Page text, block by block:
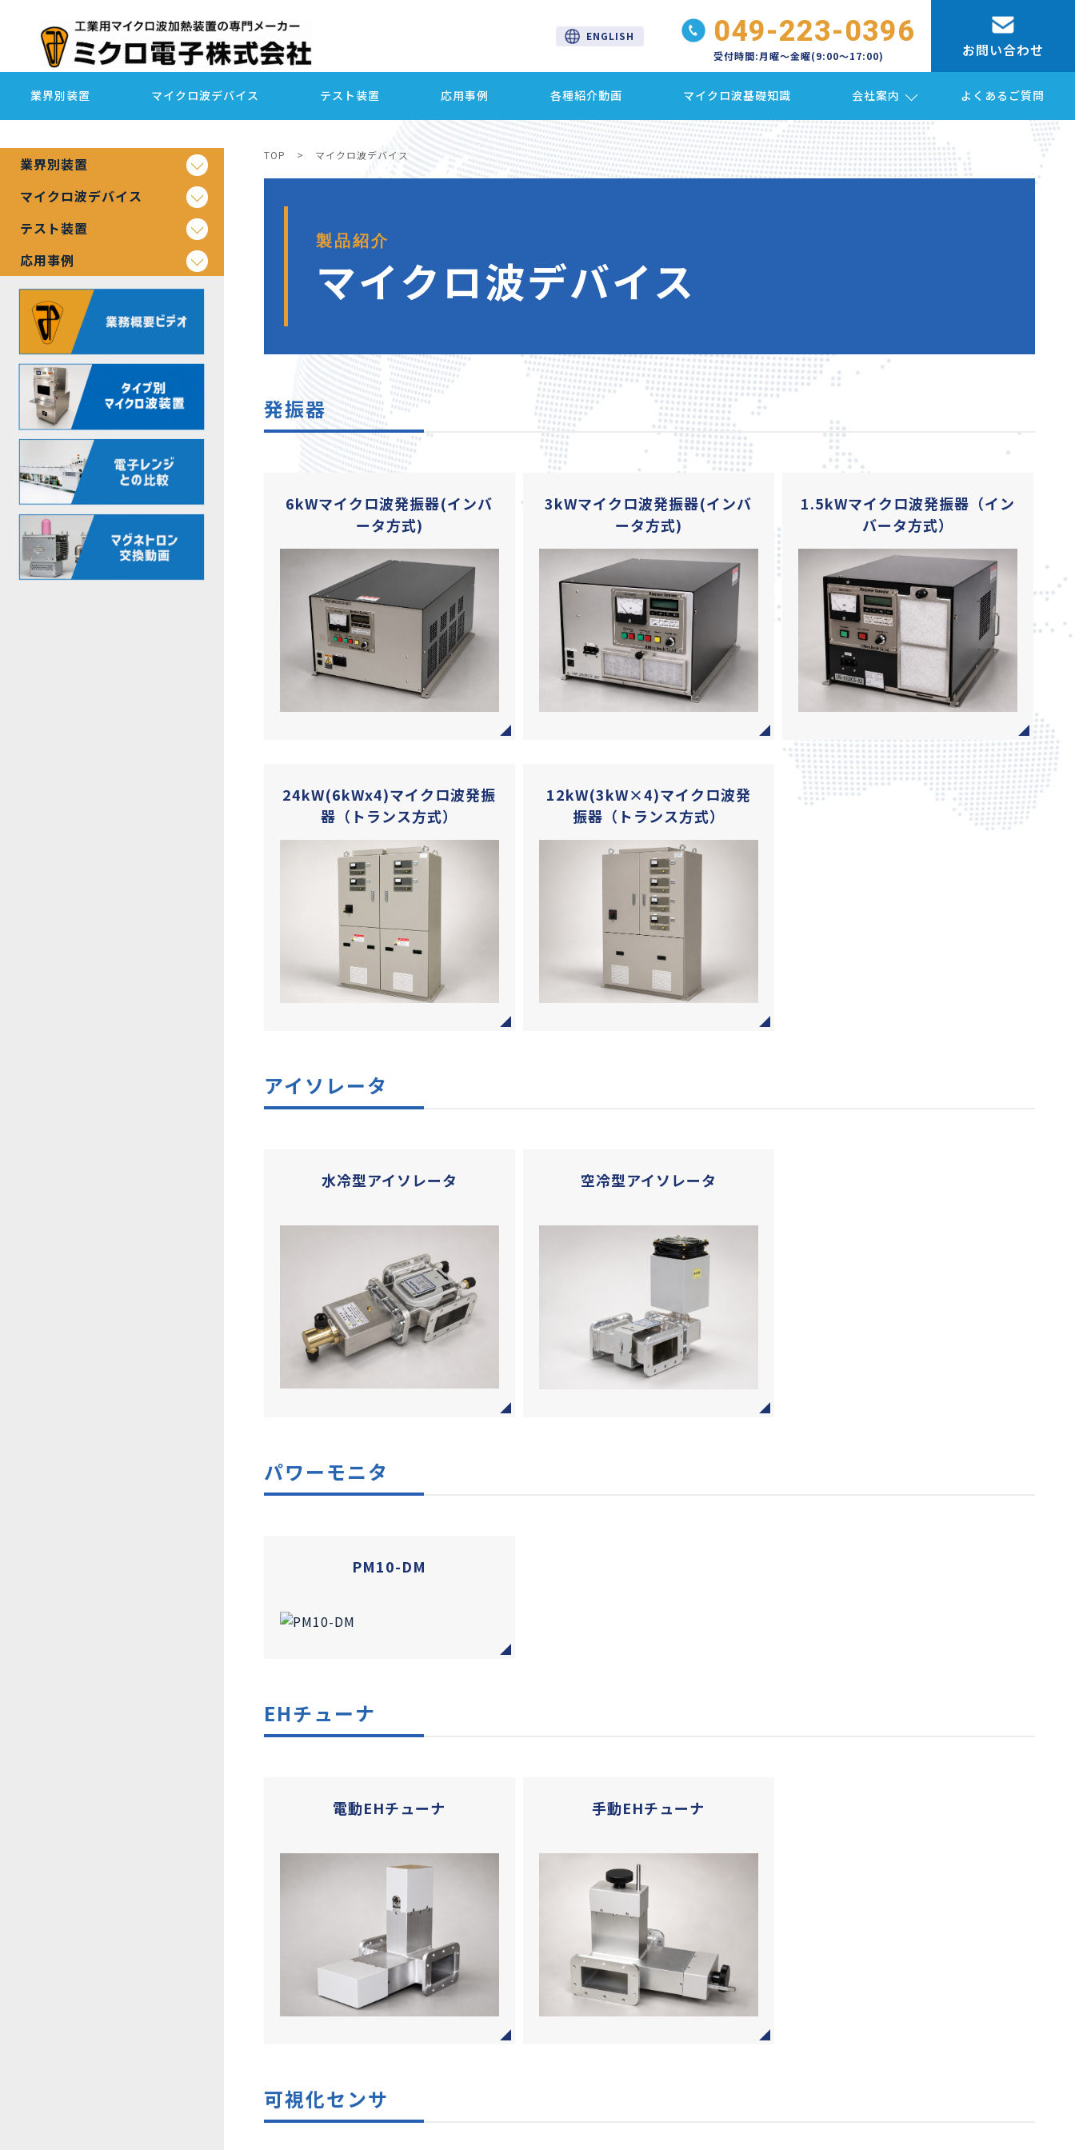
ENGLISH 049-223-0396
受付時間:月曜〜金曜(9:00〜17:00) お問い合わせ
業界別装置 マイクロ波デバイス テスト装置 応用事例 各種紹介動画 マイクロ波基礎知識 会社案内 よくあるご質問
業界別装置
マイクロ波デバイス
テスト装置
応用事例
TOP > マイクロ波デバイス
製品紹介
マイクロ波デバイス
発振器
6kWマイクロ波発振器(インバ
ータ方式)
3kWマイクロ波発振器(インバ
ータ方式)
1.5kWマイクロ波発振器（イン
バータ方式）
24kW(6kWx4)マイクロ波発振
器（トランス方式）
12kW(3kW×4)マイクロ波発
振器（トランス方式）
アイソレータ
水冷型アイソレータ 空冷型アイソレータ
パワーモニタ
PM10-DM
EHチューナ
電動EHチューナ 手動EHチューナ
可視化センサ